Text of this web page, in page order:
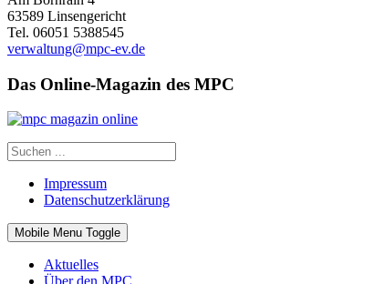
63589 Linsengericht
Tel. 06051 5388545
verwaltung@mpc-ev.de
Das Online-Magazin des MPC
Impressum
Datenschutzerklärung
Mobile Menu Toggle
Aktuelles